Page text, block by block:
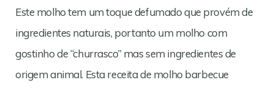
Este molho tem um toque defumado que provém de
ingredientes naturais, portanto um molho com
gostinho de “churrasco” mas sem ingredientes de
origem animal. Esta receita de molho barbecue